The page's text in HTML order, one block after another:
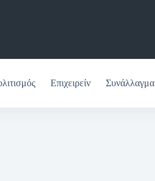
Επιχειρείν Συνάλλαγμα